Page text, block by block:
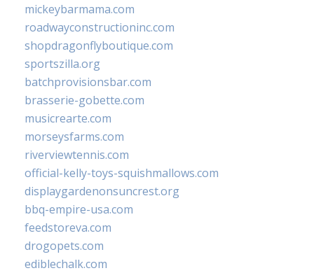
mickeybarmama.com
roadwayconstructioninc.com
shopdragonflyboutique.com
sportszilla.org
batchprovisionsbar.com
brasserie-gobette.com
musicrearte.com
morseysfarms.com
riverviewtennis.com
official-kelly-toys-squishmallows.com
displaygardenonsuncrest.org
bbq-empire-usa.com
feedstoreva.com
drogopets.com
ediblechalk.com